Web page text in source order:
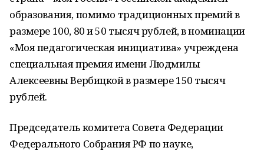
образования, помимо традиционных премий в
размере 100, 80 и 50 тысяч рублей, в номинации
«Моя педагогическая инициатива» учреждена
специальная премия имени Людмилы
Алексеевны Вербицкой в размере 150 тысяч
рублей.
Председатель комитета Совета Федерации
Федерального Собрания РФ по науке,